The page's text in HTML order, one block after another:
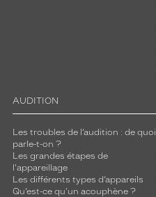
AUDITION
Les troubles de l’audition : de quoi
parle-t-on ?
Les grandes étapes de
l'appareillage
Les différents types d’appareils
Qu’est-ce qu'un acouphène ?